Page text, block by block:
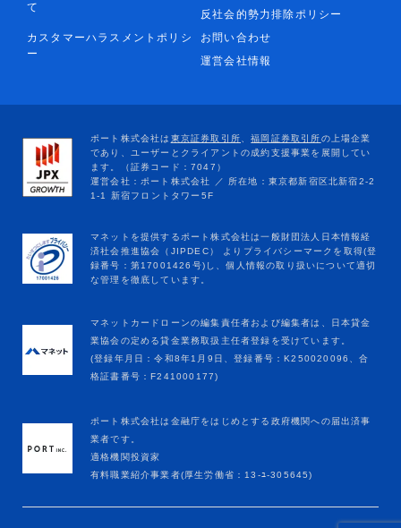
て
反社会的勢力排除ポリシー
カスタマーハラスメントポリシ
ー
お問い合わせ
運営会社情報
マネットカードローンの編集責任者および編集者は、日本貸金
業協会の定める貸金業務取扱主任者登録を受けています。
(登録年月日：令和8年1月9日、登録番号：K250020096、合
格証書番号：F241000177)
ポート株式会社は金融庁をはじめとする政府機関への届出済事
業者です。
適格機関投資家
有料職業紹介事業者(厚生労働省：13-ﾕ-305645)